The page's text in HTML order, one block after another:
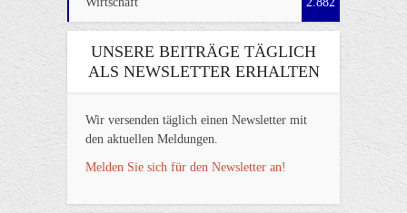
UNSERE BEITRÄGE TÄGLICH
ALS NEWSLETTER ERHALTEN
Wir versenden täglich einen Newsletter mit
den aktuellen Meldungen.
Melden Sie sich für den Newsletter an!